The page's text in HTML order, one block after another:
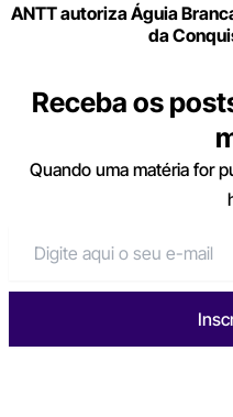
ANTT autoriza Águia
da
Receba os
Quando uma matéria for